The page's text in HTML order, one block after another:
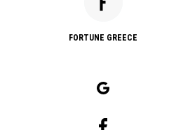
FORTUNE GREECE